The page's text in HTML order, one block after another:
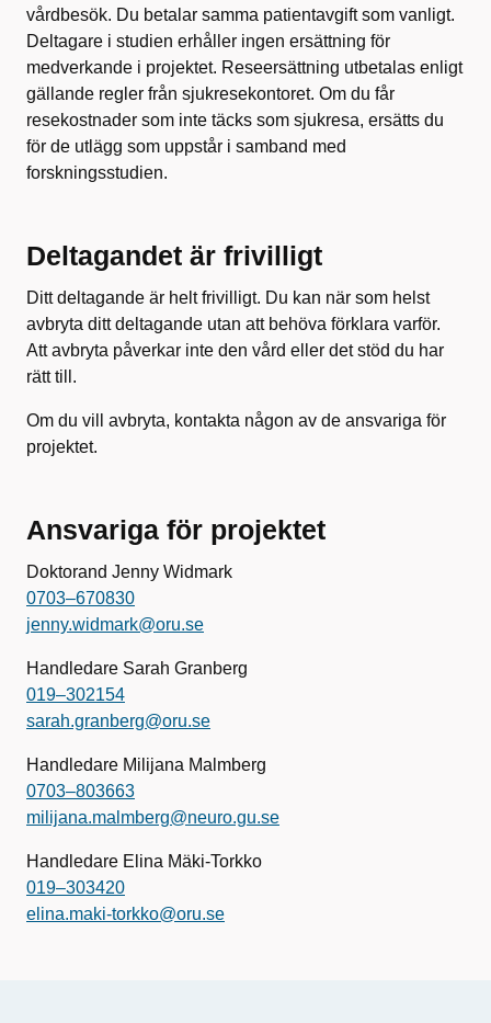
vårdbesök. Du betalar samma patientavgift som vanligt.
Deltagare i studien erhåller ingen ersättning för
medverkande i projektet. Reseersättning utbetalas enligt
gällande regler från sjukresekontoret. Om du får
resekostnader som inte täcks som sjukresa, ersätts du
för de utlägg som uppstår i samband med
forskningsstudien.
Deltagandet är frivilligt
Ditt deltagande är helt frivilligt. Du kan när som helst
avbryta ditt deltagande utan att behöva förklara varför.
Att avbryta påverkar inte den vård eller det stöd du har
rätt till.
Om du vill avbryta, kontakta någon av de ansvariga för
projektet.
Ansvariga för projektet
Doktorand Jenny Widmark
0703–670830
jenny.widmark@oru.se
Handledare Sarah Granberg
019–302154
sarah.granberg@oru.se
Handledare Milijana Malmberg
0703–803663
milijana.malmberg@neuro.gu.se
Handledare Elina Mäki-Torkko
019–303420
elina.maki-torkko@oru.se